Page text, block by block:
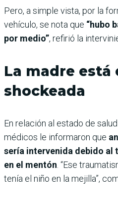
Pero, a simple vista, por la
vehículo, se nota que “hubo
por medio”, refirió la
La madre está
shockeada
En relación al estado de
médicos le informaron que
sería intervenida debido al
en el mentón . “Ese
tenía el niño en la mejilla”,